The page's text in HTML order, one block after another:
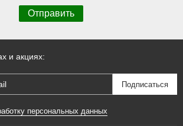
и акциях:
персональных данных